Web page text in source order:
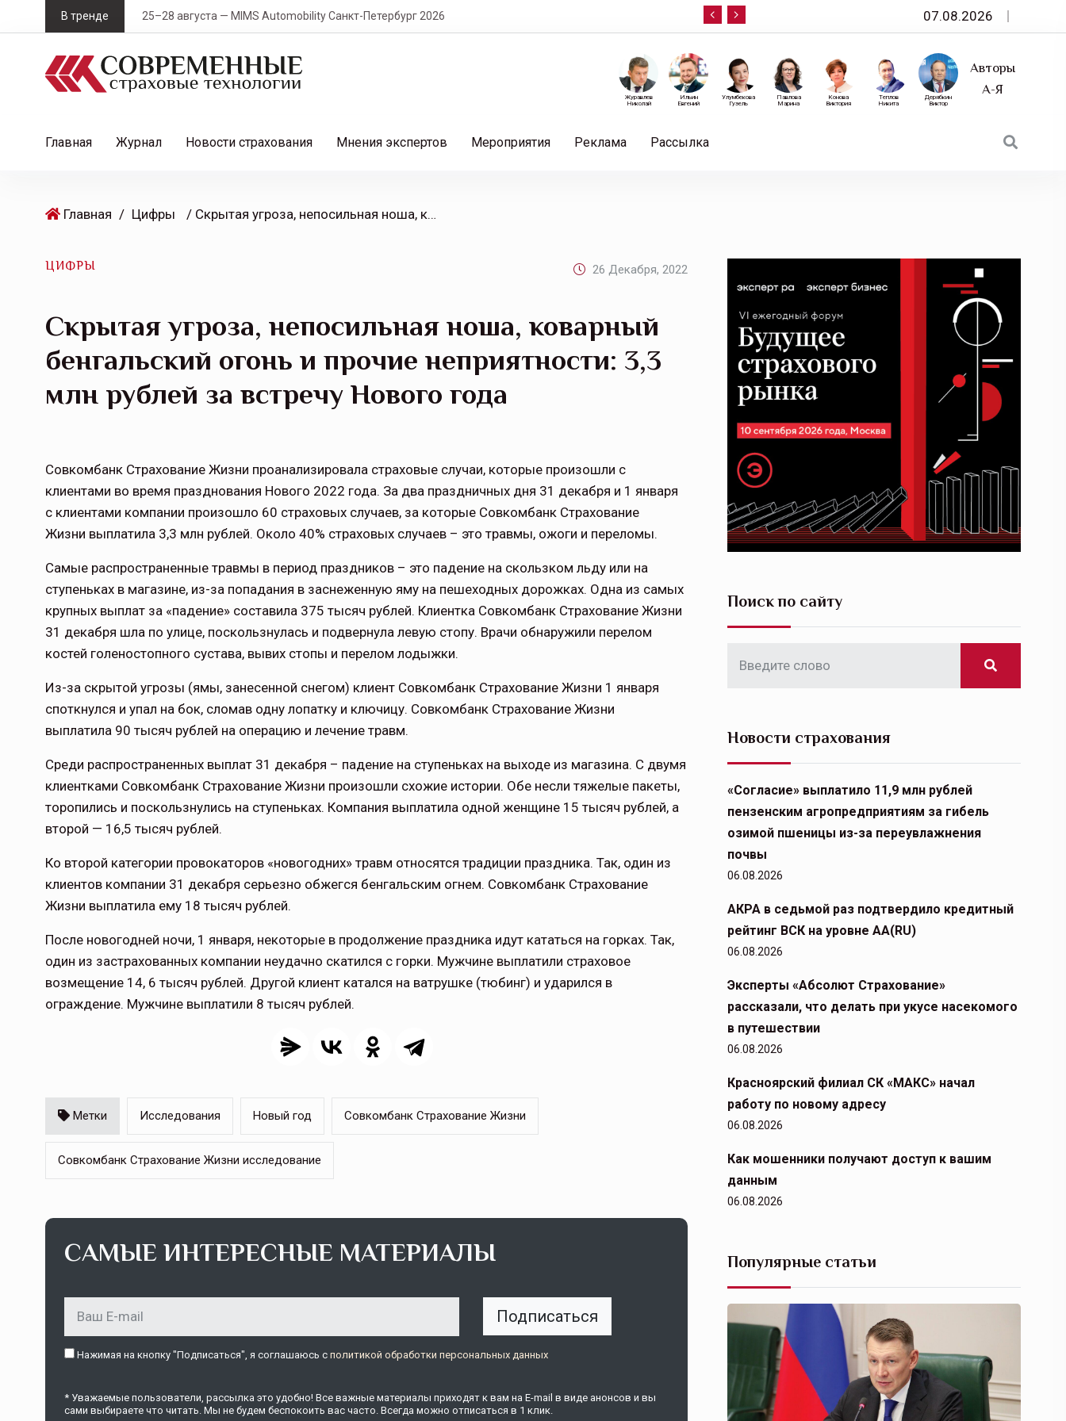
k
В тренде 25–28 августа — MIMS Automobility Санкт-Петербург 2026 10 сентября — «Эксперт РА» приглашает на
07.08.2026
Авторы
А-Я
Дерябкин
Виктор
Теплов
Никита
Конова
Виктория
Павлова
Марина
Улумбекова
Гузель
Ильин
Евгений
Журавлев
Николай
Главная Журнал Новости страхования Мнения экспертов Мероприятия Реклама Рассылка
Главная / Цифры / Скрытая угроза, непосильная ноша, коварный бенгальский огонь и прочие неприятности: 3,3 млн рублей за встречу Нового года
ЦИФРЫ 26 Декабря, 2022
Скрытая угроза, непосильная ноша, коварный
бенгальский огонь и прочие неприятности: 3,3
млн рублей за встречу Нового года
Совкомбанк Страхование Жизни проанализировала страховые случаи, которые произошли с
клиентами во время празднования Нового 2022 года. За два праздничных дня 31 декабря и 1 января
с клиентами компании произошло 60 страховых случаев, за которые Совкомбанк Страхование
Жизни выплатила 3,3 млн рублей. Около 40% страховых случаев – это травмы, ожоги и переломы.
Самые распространенные травмы в период праздников – это падение на скользком льду или на
ступеньках в магазине, из-за попадания в заснеженную яму на пешеходных дорожках. Одна из самых
крупных выплат за «падение» составила 375 тысяч рублей. Клиентка Совкомбанк Страхование Жизни
31 декабря шла по улице, поскользнулась и подвернула левую стопу. Врачи обнаружили перелом
костей голеностопного сустава, вывих стопы и перелом лодыжки.
Из-за скрытой угрозы (ямы, занесенной снегом) клиент Совкомбанк Страхование Жизни 1 января
споткнулся и упал на бок, сломав одну лопатку и ключицу. Совкомбанк Страхование Жизни
выплатила 90 тысяч рублей на операцию и лечение травм.
Среди распространенных выплат 31 декабря – падение на ступеньках на выходе из магазина. С двумя
клиентками Совкомбанк Страхование Жизни произошли схожие истории. Обе несли тяжелые пакеты,
торопились и поскользнулись на ступеньках. Компания выплатила одной женщине 15 тысяч рублей, а
второй — 16,5 тысяч рублей.
Ко второй категории провокаторов «новогодних» травм относятся традиции праздника. Так, один из
клиентов компании 31 декабря серьезно обжегся бенгальским огнем. Совкомбанк Страхование
Жизни выплатила ему 18 тысяч рублей.
После новогодней ночи, 1 января, некоторые в продолжение праздника идут кататься на горках. Так,
один из застрахованных компании неудачно скатился с горки. Мужчине выплатили страховое
возмещение 14, 6 тысяч рублей. Другой клиент катался на ватрушке (тюбинг) и ударился в
ограждение. Мужчине выплатили 8 тысяч рублей.
Метки Исследования Новый год Совкомбанк Страхование Жизни
Совкомбанк Страхование Жизни исследование
САМЫЕ ИНТЕРЕСНЫЕ МАТЕРИАЛЫ
Подписаться
Нажимая на кнопку "Подписаться", я соглашаюсь c политикой обработки персональных данных
* Уважаемые пользователи, рассылка это удобно! Все важные материалы приходят к вам на E-mail в виде анонсов и вы
сами выбираете что читать. Мы не будем беспокоить вас часто. Всегда можно отписаться в 1 клик.
Поиск по сайту
Новости страхования
«Согласие» выплатило 11,9 млн рублей
пензенским агропредприятиям за гибель
озимой пшеницы из-за переувлажнения
почвы
06.08.2026
АКРА в седьмой раз подтвердило кредитный
рейтинг ВСК на уровне АА(RU)
06.08.2026
Эксперты «Абсолют Страхование»
рассказали, что делать при укусе насекомого
в путешествии
06.08.2026
Красноярский филиал СК «МАКС» начал
работу по новому адресу
06.08.2026
Как мошенники получают доступ к вашим
данным
06.08.2026
Популярные статьи